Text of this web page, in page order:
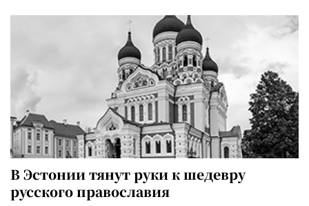
В Эстонии тянут руки к шедевру
русского православия